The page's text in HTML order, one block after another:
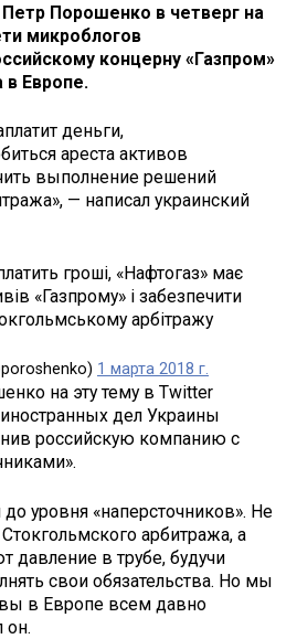
Порошенко в четверг на
микроблогов
концерну «Газпром»
Европе.
деньги,
ареста активов
выполнение решений
— написал украинский
гроші, «Нафтогаз» має
«Газпрому» і забезпечити
арбітражу
1 марта 2018 г.
на эту тему в Twitter
дел Украины
российскую компанию с
до уровня «наперсточников». Не
арбитража, а
давление в трубе, будучи
свои обязательства. Но мы
в Европе всем давно
он.